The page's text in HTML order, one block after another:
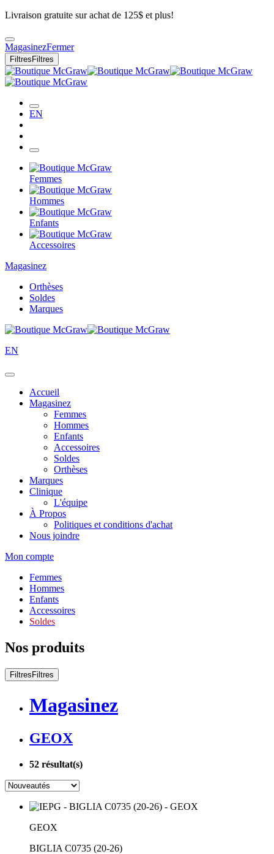
Livraison gratuite sur achat de 125$ et plus!
MagasinezFermer
Filtres Filtres
EN
Femmes
Hommes
Enfants
Accessoires
Magasinez
Orthèses
Soldes
Marques
EN
Accueil
Magasinez
Femmes
Hommes
Enfants
Accessoires
Soldes
Orthèses
Marques
Clinique
L'équipe
À Propos
Politiques et conditions d'achat
Nous joindre
Mon compte
Femmes
Hommes
Enfants
Accessoires
Soldes
Nos produits
Filtres Filtres
Magasinez
GEOX
52 résultat(s)
GEOX
BIGLIA C0735 (20-26)